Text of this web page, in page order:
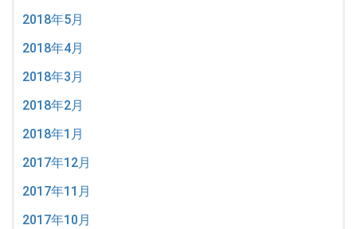
2018年5月
2018年4月
2018年3月
2018年2月
2018年1月
2017年12月
2017年11月
2017年10月